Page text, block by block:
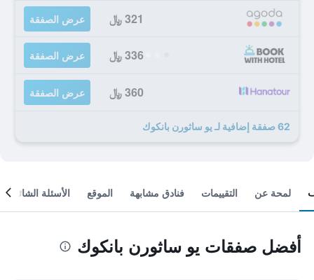
321 ﷼ عرض الصفقة
336 ﷼ عرض الصفقة
360 ﷼ عرض الصفقة
62 صفقة إضافية لـ يو ساثورن بانكوك
لمحة عن التقييمات فنادق مشابهة الموقع الأسئلة الشائعة
أفضل صفقات يو ساثورن بانكوك